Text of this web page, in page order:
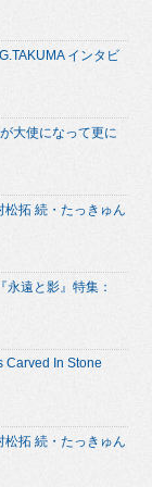
インタビ
大使になって更に
松拓 続・たっきゅん
遠と影』特集：
Carved In Stone
松拓 続・たっきゅん